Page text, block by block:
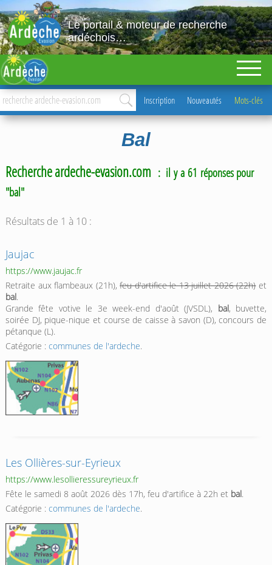
Le portail & moteur de recherche
ardéchois…
Inscription Nouveautés Mots-clés
Bal
Recherche ardeche-evasion.com : il y a 61 réponses pour
"bal"
Résultats de 1 à 10 :
Jaujac
https://www.jaujac.fr
Retraite aux flambeaux (21h),feu d'artifice le 13 juillet 2026 (22h)et
bal.
Grande fête votive le 3e week-end d'août (JVSDL), bal, buvette,
soirée DJ, pique-nique et course de caisse à savon (D), concours de
pétanque (L).
Catégorie : communes de l'ardeche.
Les Ollières-sur-Eyrieux
https://www.lesollieressureyrieux.fr
Fête le samedi 8 août 2026 dès 17h, feu d'artifice à 22h et bal.
Catégorie : communes de l'ardeche.